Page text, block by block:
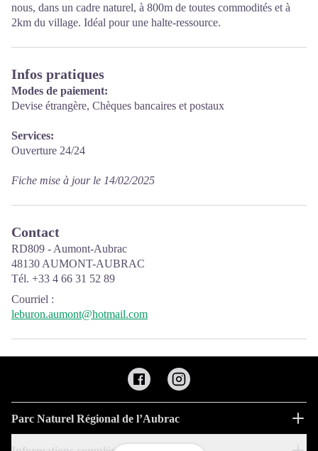
nous, dans un cadre naturel, à 800m de toutes commodités et à
2km du village. Idéal pour une halte-ressource.
Infos pratiques
Modes de paiement:
Devise étrangère, Chèques bancaires et postaux
Services:
Ouverture 24/24
Fiche mise à jour le 14/02/2025
Contact
RD809 - Aumont-Aubrac
48130 AUMONT-AUBRAC
Tél. +33 4 66 31 52 89
Courriel :
leburon.aumont@hotmail.com
Parc Naturel Régional de l’Aubrac